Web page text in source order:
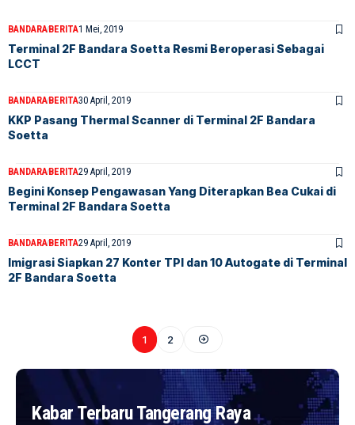
BANDARABERITA1 Mei, 2019
Terminal 2F Bandara Soetta Resmi Beroperasi Sebagai
LCCT
BANDARABERITA30 April, 2019
KKP Pasang Thermal Scanner di Terminal 2F Bandara
Soetta
BANDARABERITA29 April, 2019
Begini Konsep Pengawasan Yang Diterapkan Bea Cukai di
Terminal 2F Bandara Soetta
BANDARABERITA29 April, 2019
Imigrasi Siapkan 27 Konter TPI dan 10 Autogate di Terminal
2F Bandara Soetta
1 2
Kabar Terbaru Tangerang Raya